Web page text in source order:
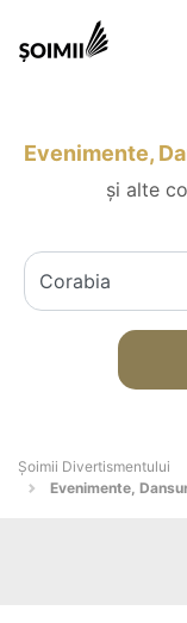
Evenimente,
și alte
Şoimii Divertismentului
Evenimente,